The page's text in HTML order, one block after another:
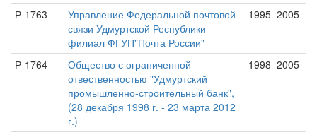
Р-1763
Управление Федеральной почтовой
связи Удмуртской Республики -
филиал ФГУП"Почта России"
1995–2005
Р-1764
Общество с ограниченной
отвественностью "Удмуртский
промышленно-строительный банк",
(28 декабря 1998 г. - 23 марта 2012
г.)
1998–2005